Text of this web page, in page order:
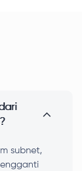
subnet,